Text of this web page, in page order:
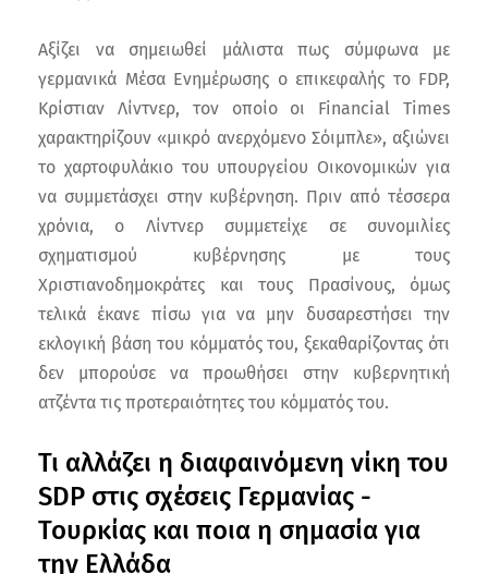
Αξίζει να σημειωθεί μάλιστα πως σύμφωνα με
γερμανικά Μέσα Ενημέρωσης ο επικεφαλής το FDP,
Κρίστιαν Λίντνερ, τον οποίο οι Financial Times
χαρακτηρίζουν «μικρό ανερχόμενο Σόιμπλε», αξιώνει
το χαρτοφυλάκιο του υπουργείου Οικονομικών για
να συμμετάσχει στην κυβέρνηση. Πριν από τέσσερα
χρόνια, ο Λίντνερ συμμετείχε σε συνομιλίες
σχηματισμού κυβέρνησης με τους
Χριστιανοδημοκράτες και τους Πρασίνους, όμως
τελικά έκανε πίσω για να μην δυσαρεστήσει την
εκλογική βάση του κόμματός του, ξεκαθαρίζοντας ότι
δεν μπορούσε να προωθήσει στην κυβερνητική
ατζέντα τις προτεραιότητες του κόμματός του.
Τι αλλάζει η διαφαινόμενη νίκη του
SDP στις σχέσεις Γερμανίας -
Τουρκίας και ποια η σημασία για
την Ελλάδα